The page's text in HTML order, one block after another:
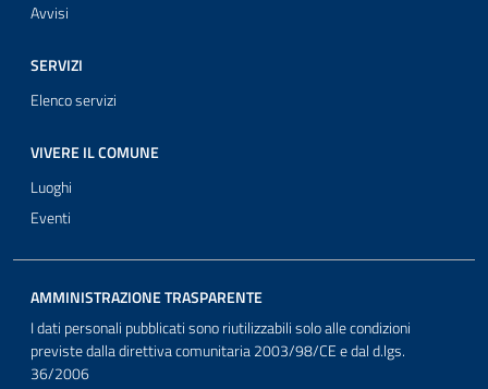
Avvisi
SERVIZI
Elenco servizi
VIVERE IL COMUNE
Luoghi
Eventi
AMMINISTRAZIONE TRASPARENTE
I dati personali pubblicati sono riutilizzabili solo alle condizioni
previste dalla direttiva comunitaria 2003/98/CE e dal d.lgs.
36/2006